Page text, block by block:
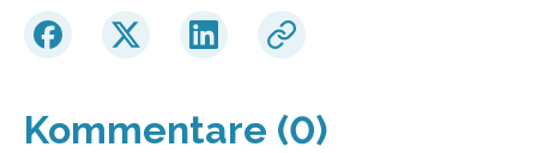
Kommentare (0)